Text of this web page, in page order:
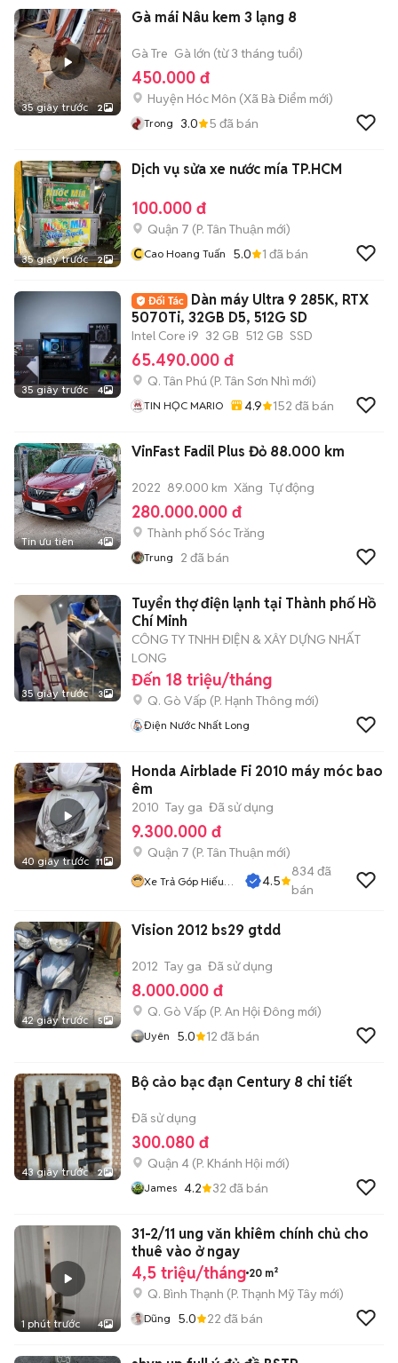
35 giây trước 2
Gà mái Nâu kem 3 lạng 8
Gà Tre Gà lớn (từ 3 tháng tuổi)
450.000 đ
Huyện Hóc Môn (Xã Bà Điểm mới)
Trong 3.0 5 đã bán
35 giây trước 2
Dịch vụ sửa xe nước mía TP.HCM
100.000 đ
Quận 7 (P. Tân Thuận mới)
CCao Hoang Tuấn 5.0 1 đã bán
35 giây trước 4
Dàn máy Ultra 9 285K, RTX
5070Ti, 32GB D5, 512G SD
Intel Core i9 32 GB 512 GB SSD
65.490.000 đ
Q. Tân Phú (P. Tân Sơn Nhì mới)
TIN HỌC MARIO 4.9 152 đã bán
Tin ưu tiên 4
VinFast Fadil Plus Đỏ 88.000 km
2022 89.000 km Xăng Tự động
280.000.000 đ
Thành phố Sóc Trăng
Trung 2 đã bán
35 giây trước 3
Tuyển thợ điện lạnh tại Thành phố Hồ
Chí Minh
CÔNG TY TNHH ĐIỆN & XÂY DỰNG NHẤT
LONG
Đến 18 triệu/tháng
Q. Gò Vấp (P. Hạnh Thông mới)
Điện Nước Nhất Long
40 giây trước 11
Honda Airblade Fi 2010 máy móc bao
êm
2010 Tay ga Đã sử dụng
9.300.000 đ
Quận 7 (P. Tân Thuận mới)
Xe Trả Góp Hiếu
4.5
834đã
bán
42 giây trước 5
Vision 2012 bs29 gtdd
2012 Tay ga Đã sử dụng
8.000.000 đ
Q. Gò Vấp (P. An Hội Đông mới)
Uyên 5.0 12 đã bán
43 giây trước 2
Bộ cảo bạc đạn Century 8 chi tiết
Đã sử dụng
300.080 đ
Quận 4 (P. Khánh Hội mới)
James 4.2 32 đã bán
1 phút trước 4
31-2/11 ung văn khiêm chính chủ cho
thuê vào ở ngay
4,5 triệu/tháng 20 m²
Q. Bình Thạnh (P. Thạnh Mỹ Tây mới)
Dũng 5.0 22 đã bán